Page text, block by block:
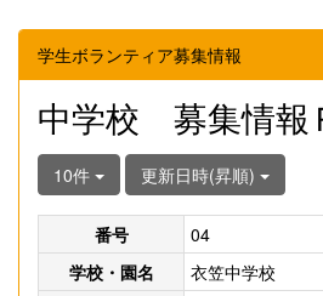
学生ボランティア募集情報
中学校 募集情報
10件 更新日時(昇順)
番号
04
学校・園名
衣笠中学校